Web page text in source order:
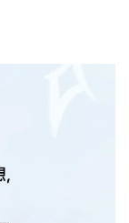
加入購物車